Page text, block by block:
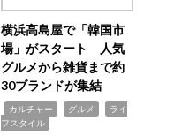
横浜高島屋で「韓国市
場」がスタート 人気
グルメから雑貨まで約
30ブランドが集結
カルチャー グルメ
ライ
フスタイル